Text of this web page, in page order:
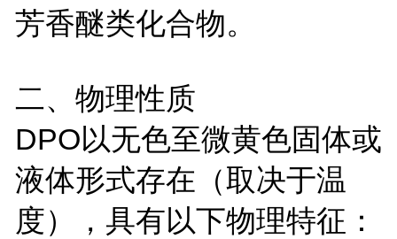
芳香醚类化合物。
二、物理性质
DPO以无色至微黄色固体或
液体形式存在（取决于温
度），具有以下物理特征：